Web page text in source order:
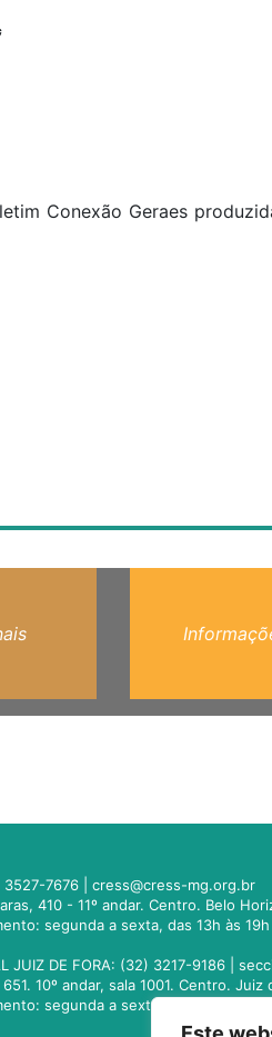
Conexão Geraes
3527-7676 |cress@cress-mg.org.br
410 - 11º andar. Centro. Belo
segunda a sexta, das 13h às 19h
JUIZ DE FORA: (32) 3217-9186 |
10º andar, sala 1001. Centro.
segunda a sexta, das 13h às 19h